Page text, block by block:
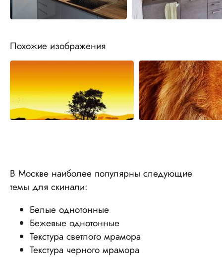
Похожие изображения
В Москве наиболее популярны следующие
темы для скинали:
Белые однотонные
Бежевые однотонные
Текстура светлого мрамора
Текстура черного мрамора